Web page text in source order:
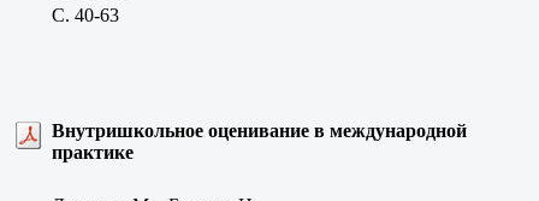
C. 40-63
Внутришкольное оценивание в международной
практике